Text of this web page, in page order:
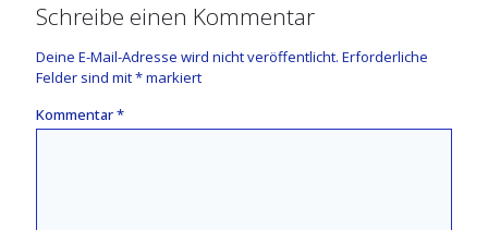
Schreibe einen Kommentar
Deine E-Mail-Adresse wird nicht veröffentlicht. Erforderliche
Felder sind mit*markiert
Kommentar*